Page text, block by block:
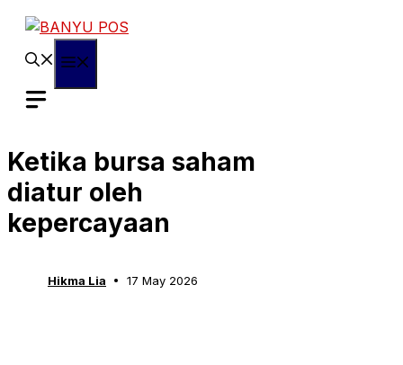
Skip
content
Ketika bursa saham
diatur oleh
kepercayaan
Hikma Lia 17 May 2026